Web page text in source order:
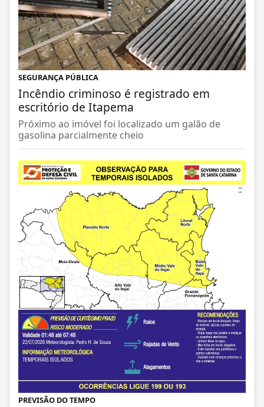
SEGURANÇA PÚBLICA
Incêndio criminoso é registrado em
escritório de Itapema
Próximo ao imóvel foi localizado um galão de
gasolina parcialmente cheio
PREVISÃO DO TEMPO